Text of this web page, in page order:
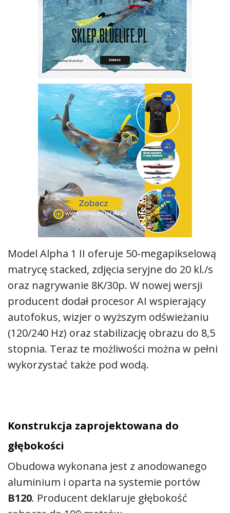
Model Alpha 1 II oferuje 50-megapikselową
matrycę stacked, zdjęcia seryjne do 20 kl./s
oraz nagrywanie 8K/30p. W nowej wersji
producent dodał procesor AI wspierający
autofokus, wizjer o wyższym odświeżaniu
(120/240 Hz) oraz stabilizację obrazu do 8,5
stopnia. Teraz te możliwości można w pełni
wykorzystać także pod wodą.
Konstrukcja zaprojektowana do
głębokości
Obudowa wykonana jest z anodowanego
aluminium i oparta na systemie portów
B120. Producent deklaruje głębokość